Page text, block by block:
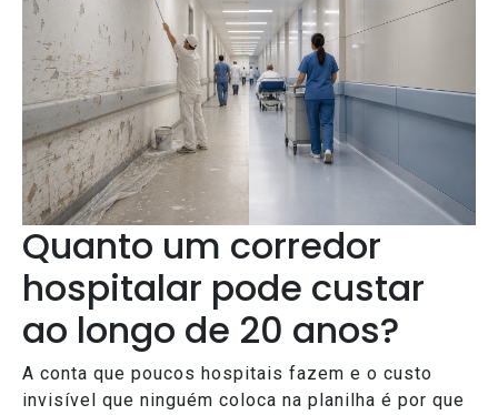
Quanto um corredor
hospitalar pode custar
ao longo de 20 anos?
A conta que poucos hospitais fazem e o custo
invisível que ninguém coloca na planilha é por que